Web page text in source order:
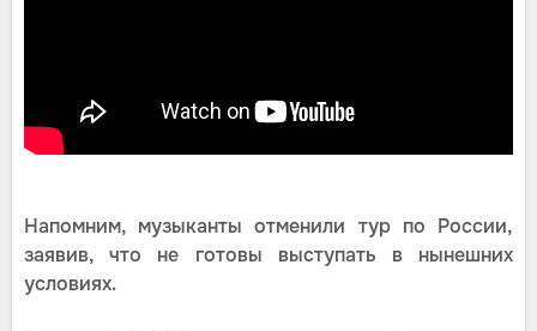
Напомним, музыканты отменили тур по России,
заявив, что не готовы выступать в нынешних
условиях.